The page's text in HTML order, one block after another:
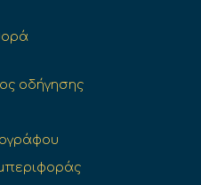
οδήγησης